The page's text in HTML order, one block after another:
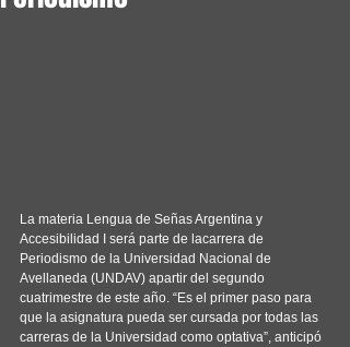
La materia Lengua de Señas Argentina y
Accesibilidad I será parte de lacarrera de
Periodismo de la Universidad Nacional de
Avellaneda (UNDAV) apartir del segundo
cuatrimestre de este año. “Es el primer paso para
que la asignatura pueda ser cursada por todas las
carreras de la Universidad como optativa”, anticipó